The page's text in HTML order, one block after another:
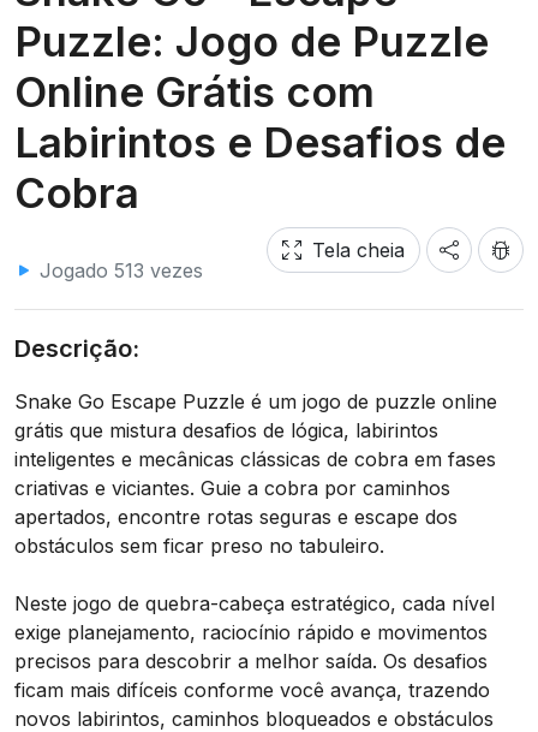
Puzzle: Jogo de Puzzle
Online Grátis com
Labirintos e Desafios de
Cobra
Jogado 513 vezes
Tela cheia
Descrição:
Snake Go Escape Puzzle é um jogo de puzzle online
grátis que mistura desafios de lógica, labirintos
inteligentes e mecânicas clássicas de cobra em fases
criativas e viciantes. Guie a cobra por caminhos
apertados, encontre rotas seguras e escape dos
obstáculos sem ficar preso no tabuleiro.
Neste jogo de quebra-cabeça estratégico, cada nível
exige planejamento, raciocínio rápido e movimentos
precisos para descobrir a melhor saída. Os desafios
ficam mais difíceis conforme você avança, trazendo
novos labirintos, caminhos bloqueados e obstáculos